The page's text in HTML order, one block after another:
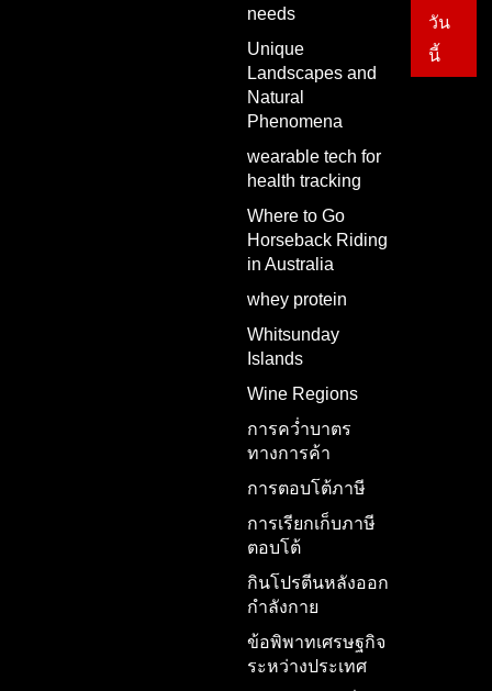
needs
Unique
Landscapes and
Natural
Phenomena
wearable tech for
health tracking
Where to Go
Horseback Riding
in Australia
whey protein
Whitsunday
Islands
Wine Regions
การคว่ำบาตร
ทางการค้า
การตอบโต้ภาษี
การเรียกเก็บภาษี
ตอบโต้
กินโปรตีนหลังออก
กำลังกาย
ข้อพิพาทเศรษฐกิจ
ระหว่างประเทศ
วัน
นี้